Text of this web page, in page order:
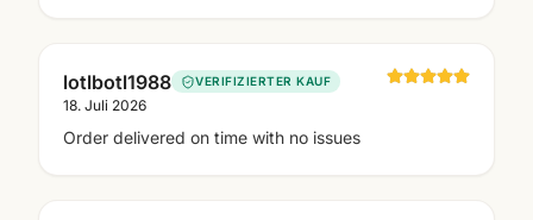
lotlbotl1988 VERIFIZIERTER KAUF
18. Juli 2026
Order delivered on time with no issues